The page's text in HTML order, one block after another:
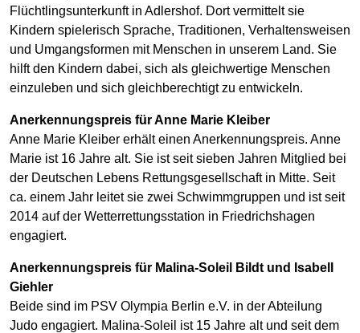
Flüchtlingsunterkunft in Adlershof. Dort vermittelt sie
Kindern spielerisch Sprache, Traditionen, Verhaltensweisen
und Umgangsformen mit Menschen in unserem Land. Sie
hilft den Kindern dabei, sich als gleichwertige Menschen
einzuleben und sich gleichberechtigt zu entwickeln.
Anerkennungspreis für Anne Marie Kleiber
Anne Marie Kleiber erhält einen Anerkennungspreis. Anne
Marie ist 16 Jahre alt. Sie ist seit sieben Jahren Mitglied bei
der Deutschen Lebens Rettungsgesellschaft in Mitte. Seit
ca. einem Jahr leitet sie zwei Schwimmgruppen und ist seit
2014 auf der Wetterrettungsstation in Friedrichshagen
engagiert.
Anerkennungspreis für Malina-Soleil Bildt und Isabell
Giehler
Beide sind im PSV Olympia Berlin e.V. in der Abteilung
Judo engagiert. Malina-Soleil ist 15 Jahre alt und seit dem